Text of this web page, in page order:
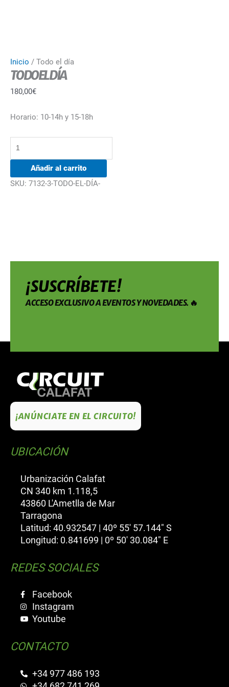
Inicio / Todo el día
TODO EL DÍA
180,00€
Horario: 10-14h y 15-18h
Añadir al carrito
SKU: 7132-3-TODO-EL-DÍA-
¡SUSCRÍBETE!
ACCESO EXCLUSIVO A EVENTOS Y NOVEDADES. 🔥
¡ANÚNCIATE EN EL CIRCUITO!
UBICACIÓN
Urbanización Calafat
CN 340 km 1.118,5
43860 L'Ametlla de Mar
Tarragona
Latitud: 40.932547 | 40º 55' 57.144" S
Longitud: 0.841699 | 0º 50' 30.084" E
REDES SOCIALES
Facebook
Instagram
Youtube
CONTACTO
+34 977 486 193